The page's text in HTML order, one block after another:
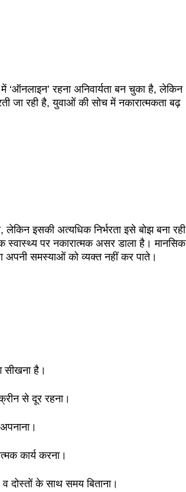
रहना अनिवार्यता बन चुका है, लेकिन
जा रही है, युवाओं की सोच में नकारात्मकता बढ़
इसकी अत्यधिक निर्भरता इसे बोझ बना रही
पर नकारात्मक असर डाला है। मानसिक
अपनी समस्याओं को व्यक्त नहीं कर पाते।
सीखना है।
से दूर रहना।
कार्य करना।
दोस्तों के साथ समय बिताना।